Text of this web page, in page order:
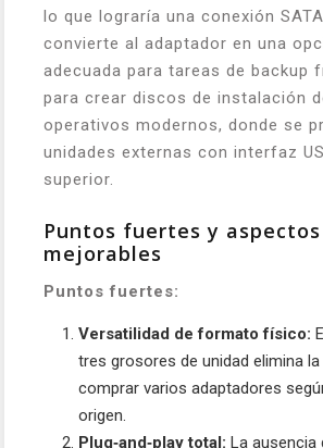
lo que lograría una conexión
convierte al adaptador en una
adecuada para tareas de backup
para crear discos de instalación
operativos modernos, donde se
unidades externas con interfaz
superior.
Puntos fuertes y aspectos
mejorables
Puntos fuertes:
Versatilidad de formato físico:
tres grosores de unidad elimina
comprar varios adaptadores
origen.
Plug‑and‑play total: La ausencia